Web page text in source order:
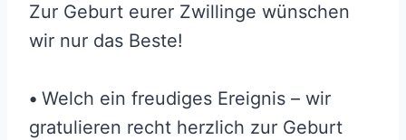
Zur Geburt eurer Zwillinge wünschen
wir nur das Beste!
• Welch ein freudiges Ereignis – wir
gratulieren recht herzlich zur Geburt